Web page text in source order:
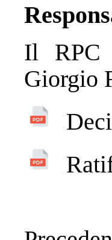
Il RPC
Giorgio